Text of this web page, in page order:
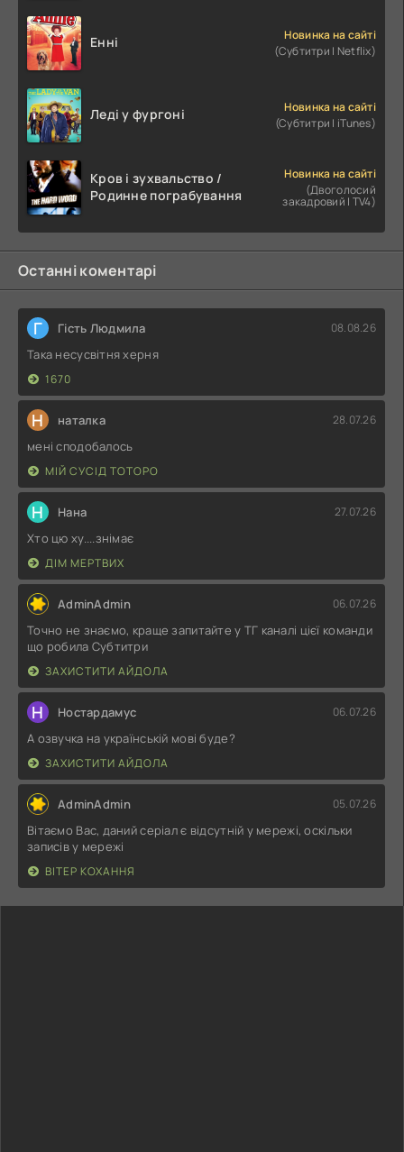
Енні
Новинка на сайті
(Субтитри | Netflix)
Леді у фургоні
Новинка на сайті
(Субтитри | iTunes)
Кров і зухвальство /
Родинне пограбування
Новинка на сайті
(Двоголосий
закадровий | TV4)
Останні коментарі
Г Гість Людмила 08.08.26
Така несусвітня херня
1670
Н наталка 28.07.26
мені сподобалось
МІЙ СУСІД ТОТОРО
Н Нана 27.07.26
Хто цю ху....знімає
ДІМ МЕРТВИХ
AdminAdmin 06.07.26
Точно не знаємо, краще запитайте у ТГ каналі цієї команди
що робила Субтитри
ЗАХИСТИТИ АЙДОЛА
Н Ностардамус 06.07.26
А озвучка на українській мові буде?
ЗАХИСТИТИ АЙДОЛА
AdminAdmin 05.07.26
Вітаємо Вас, даний серіал є відсутній у мережі, оскільки
записів у мережі
ВІТЕР КОХАННЯ